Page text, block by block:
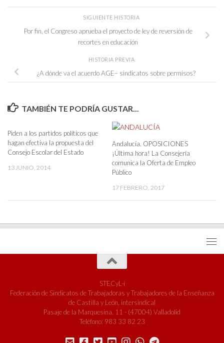
SIGUIENTE HISTORIA
Por fin, el Congreso aprueba el proyecto de ley de reversión de
recortes en educación
HISTORIA PREVIA
¿A dónde va el acuerdo AGE– sindicatos sobre permisos?
TAMBIÉN TE PODRÍA GUSTAR...
Piden a los partidos políticos que
hagan efectiva la propuesta del
Consejo Escolar del Estado
13 JUNIO, 2014
Andalucía. OPOSICIONES
¡Última hora! La Consejería
comunica la Oferta de Empleo
Público
17 FEBRERO, 2017
STECyL-i
Federación de Sindicatos de Trabajadoras y Trabajadores de la Enseñanza
de Castilla y León, intersindical
Pasaje de la Marquesina, 11 - (47004) Valladolid
Teléfono: 983 33 82 23